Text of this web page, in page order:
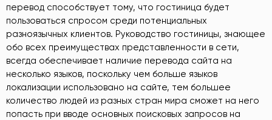
перевод способствует тому, что гостиница будет
пользоваться спросом среди потенциальных
разноязычных клиентов. Руководство гостиницы, знающее
обо всех преимуществах представленности в сети,
всегда обеспечивает наличие перевода сайта на
несколько языков, поскольку чем больше языков
локализации использовано на сайте, тем большее
количество людей из разных стран мира сможет на него
попасть при вводе основных поисковых запросов на